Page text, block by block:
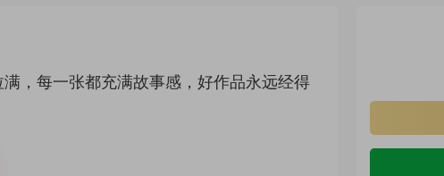
，每一张都充满故事感，好作品永远经得